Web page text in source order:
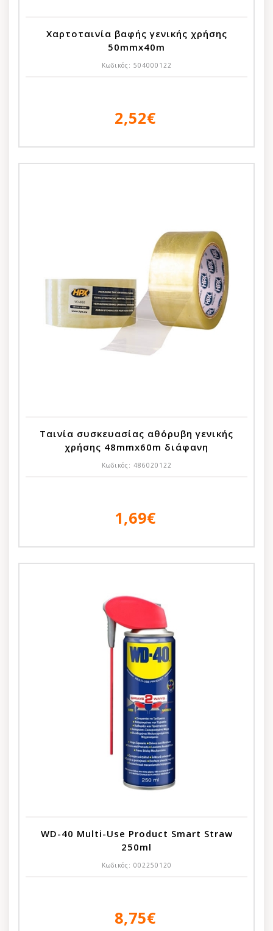
Χαρτοταινία βαφής γενικής χρήσης
50mmx40m
Κωδικός: 504000122
2,52€
Ταινία συσκευασίας αθόρυβη γενικής
χρήσης 48mmx60m διάφανη
Κωδικός: 486020122
1,69€
WD-40 Multi-Use Product Smart Straw
250ml
Κωδικός: 002250120
8,75€